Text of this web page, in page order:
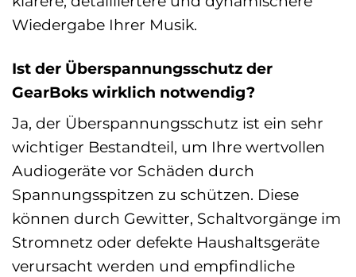
Wiedergabe Ihrer Musik.
Ist der Überspannungsschutz der
GearBoks wirklich notwendig?
Ja, der Überspannungsschutz ist ein sehr
wichtiger Bestandteil, um Ihre wertvollen
Audiogeräte vor Schäden durch
Spannungsspitzen zu schützen. Diese
können durch Gewitter, Schaltvorgänge im
Stromnetz oder defekte Haushaltsgeräte
verursacht werden und empfindliche